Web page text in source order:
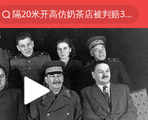
隔20米开高仿奶茶店被判赔35万元
多家A股公司收到美国关税退款
直击东北超：哈尔滨vs通辽
视频丨中国东方电气集团原党组副书记、董事宋致远被查